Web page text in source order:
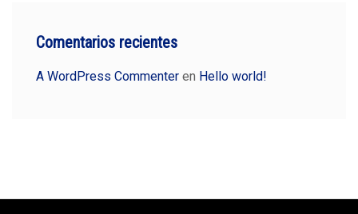
Comentarios recientes
A WordPress Commenter en Hello world!